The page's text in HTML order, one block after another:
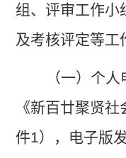
组、评审工作小
及考核评定等工
（一）个人
《新百廿聚贤
件1），电子版